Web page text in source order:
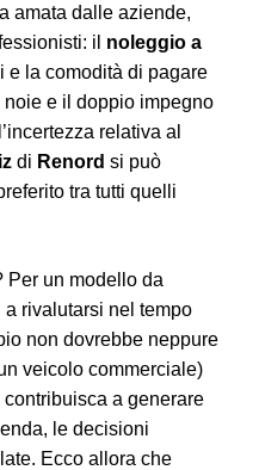
amata dalle aziende,
il noleggio a
e la comodità di pagare
e il doppio impegno
relativa al
di Renord si può
tra tutti quelli
Per un modello da
rivalutarsi nel tempo
non dovrebbe neppure
veicolo commerciale)
contribuisca a generare
le decisioni
Ecco allora che